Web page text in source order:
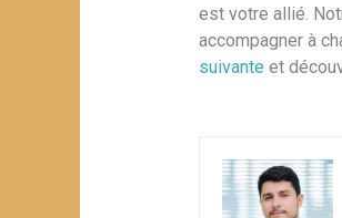
est votre allié.
accompagner à
suivante et